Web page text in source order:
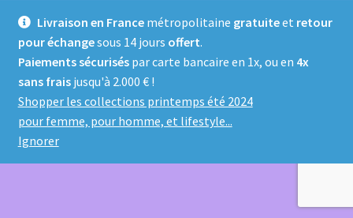
Livraison en France métropolitaine gratuiteet retour
pour échangesous 14 jours offert.
Paiements sécuriséspar carte bancaire en 1x, ou en 4x
sans fraisjusqu'à 2.000 € !
Shopper les collections printemps été 2024
pour femme, pour homme, et lifestyle...
Ignorer